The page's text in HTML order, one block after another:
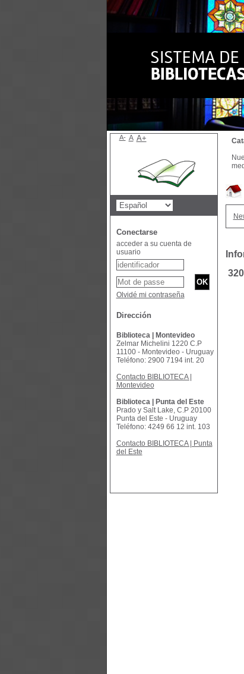
A- A A+
Conectarse
acceder a su cuenta de
usuario
Olvidé mi contraseña
Dirección
Biblioteca | Montevideo
Zelmar Michelini 1220 C.P
11100 - Montevideo - Uruguay
Teléfono: 2900 7194 int. 20
Contacto BIBLIOTECA |
Montevideo
Biblioteca | Punta del Este
Prado y Salt Lake, C.P 20100
Punta del Este - Uruguay
Teléfono: 4249 66 12 int. 103
Contacto BIBLIOTECA | Punta
del Este